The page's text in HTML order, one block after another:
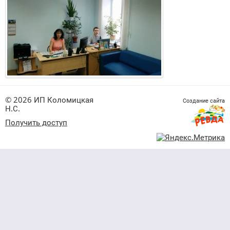
© 2026 ИП Коломицкая
Н.С.
Получить доступ
Создание сайта